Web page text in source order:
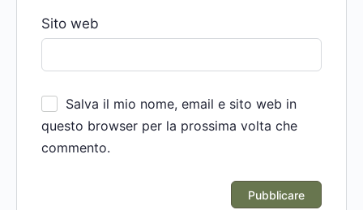
Sito web
Salva il mio nome, email e sito web in
questo browser per la prossima volta che
commento.